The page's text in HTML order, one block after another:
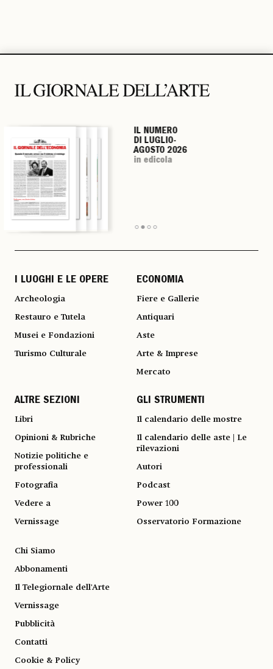
IL NUMERO
DI LUGLIO-
AGOSTO 2026
in edicola
IL NUMERO
DI LUGLIO-
AGOSTO 2026
in edicola
IL NUMERO
DI LUGLIO-
AGOSTO 2026
in edicola
IL NUMERO
DI LUGLIO-
AGOSTO 2026
in edicola
I LUOGHI E LE OPERE
Archeologia
Restauro e Tutela
Musei e Fondazioni
Turismo Culturale
ECONOMIA
Fiere e Gallerie
Antiquari
Aste
Arte & Imprese
Mercato
ALTRE SEZIONI
Libri
Opinioni & Rubriche
Notizie politiche e
professionali
Fotografia
Vedere a
Vernissage
GLI STRUMENTI
Il calendario delle mostre
Il calendario delle aste | Le
rilevazioni
Autori
Podcast
Power 100
Osservatorio Formazione
Chi Siamo
Abbonamenti
Il Telegiornale dell'Arte
Vernissage
Pubblicità
Contatti
Cookie & Policy